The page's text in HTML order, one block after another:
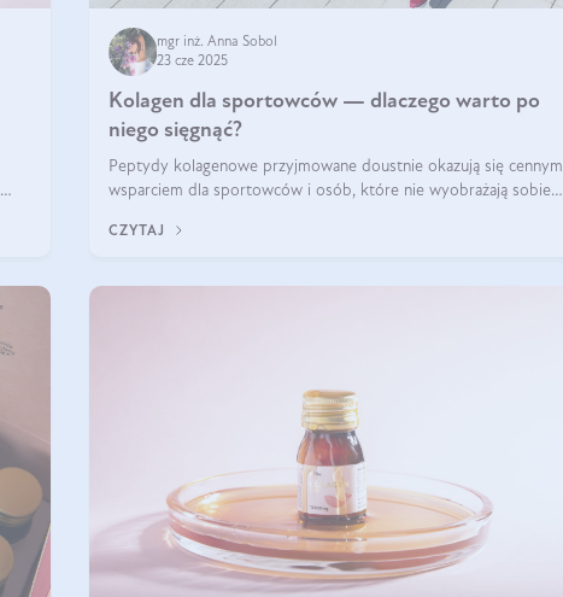
mgr inż. Anna Sobol
23 cze 2025
Kolagen dla sportowców — dlaczego warto po
niego sięgnąć?
Peptydy kolagenowe przyjmowane doustnie okazują się cennym
wsparciem dla sportowców i osób, które nie wyobrażają sobie
CZYTAJ